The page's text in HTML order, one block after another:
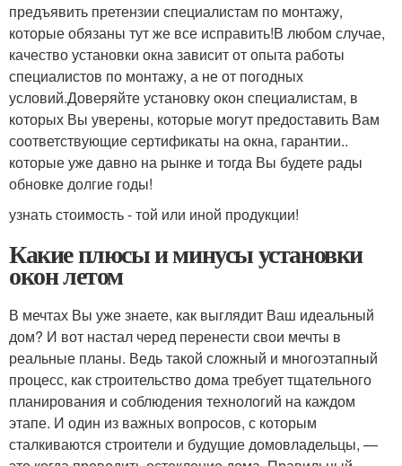
предъявить претензии специалистам по монтажу,
которые обязаны тут же все исправить!В любом случае,
качество установки окна зависит от опыта работы
специалистов по монтажу, а не от погодных
условий.Доверяйте установку окон специалистам, в
которых Вы уверены, которые могут предоставить Вам
соответствующие сертификаты на окна, гарантии..
которые уже давно на рынке и тогда Вы будете рады
обновке долгие годы!
узнать стоимость - той или иной продукции!
Какие плюсы и минусы установки
окон летом
В мечтах Вы уже знаете, как выглядит Ваш идеальный
дом? И вот настал черед перенести свои мечты в
реальные планы. Ведь такой сложный и многоэтапный
процесс, как строительство дома требует тщательного
планирования и соблюдения технологий на каждом
этапе. И один из важных вопросов, с которым
сталкиваются строители и будущие домовладельцы, —